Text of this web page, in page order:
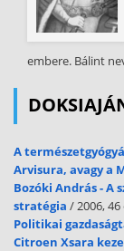
embere. Bálint
A
Arvisura, avagy a
Bozóki András -
stratégia / 2006,
Politikai
Citroen Xsara